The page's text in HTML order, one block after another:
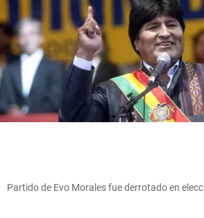
Partido de Evo Morales fue derrotado en